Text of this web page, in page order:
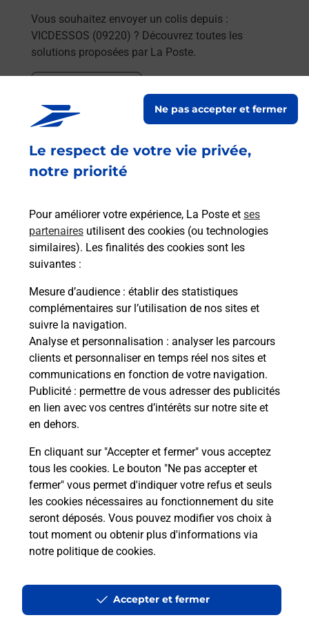
Le respect de votre vie privée,
notre priorité
Pour améliorer votre expérience, La Poste et ses
partenaires utilisent des cookies (ou technologies
similaires). Les finalités des cookies sont les
suivantes :
Mesure d’audience : établir des statistiques
complémentaires sur l’utilisation de nos sites et
suivre la navigation.
Analyse et personnalisation : analyser les parcours
clients et personnaliser en temps réel nos sites et
communications en fonction de votre navigation.
Publicité : permettre de vous adresser des publicités
en lien avec vos centres d’intérêts sur notre site et
en dehors.
En cliquant sur "Accepter et fermer" vous acceptez
tous les cookies. Le bouton "Ne pas accepter et
fermer" vous permet d'indiquer votre refus et seuls
les cookies nécessaires au fonctionnement du site
seront déposés. Vous pouvez modifier vos choix à
tout moment ou obtenir plus d'informations via
notre politique de cookies.
Ne pas accepter et fermer
Accepter et fermer
Vous souhaitez envoyer un colis depuis :
VICDESSOS (09220) ? Découvrez toutes les
solutions proposées par La Poste.
En savoir plus
Souscrire à la téléassistance
les offres téléalarme dans votre bureau de Poste à
VICDESSOS.
En savoir plus
En savoir plus
France Services
Vous souhaitez être accompagné dans vos
démarches administratives ? Rendez-vous dans
votre bureau de poste labellisé France services à
VICDESSOS (09220)
Ariège VAL DE SOS
Accessibilité : partiellement conforme